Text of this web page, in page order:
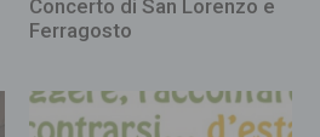
Concerto di San Lorenzo e
Ferragosto